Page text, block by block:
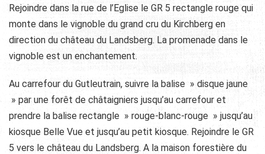
Rejoindre dans la rue de l’Eglise le GR 5 rectangle rouge qui
monte dans le vignoble du grand cru du Kirchberg en
direction du château du Landsberg. La promenade dans le
vignoble est un enchantement.
Au carrefour du Gutleutrain, suivre la balise » disque jaune
» par une forêt de châtaigniers jusqu’au carrefour et
prendre la balise rectangle » rouge-blanc-rouge » jusqu’au
kiosque Belle Vue et jusqu’au petit kiosque. Rejoindre le GR
5 vers le château du Landsberg. A la maison forestière du